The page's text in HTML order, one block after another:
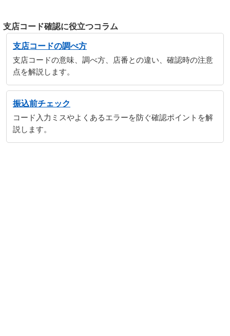
支店コード確認に役立つコラム
支店コードの調べ方
支店コードの意味、調べ方、店番との違い、確認時の注意
点を解説します。
振込前チェック
コード入力ミスやよくあるエラーを防ぐ確認ポイントを解
説します。